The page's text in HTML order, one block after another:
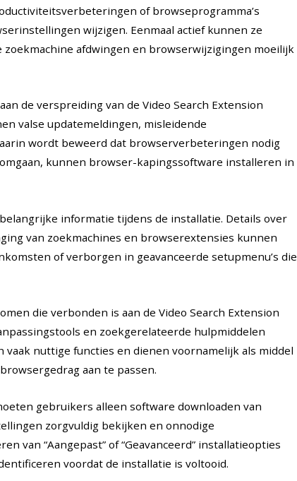
of browseprogramma’s
wijzigen. Eenmaal actief kunnen ze
afdwingen en browserwijzigingen moeilijk
de verspreiding van de Video Search Extension
valse updatemeldingen, misleidende
wordt beweerd dat browserverbeteringen nodig
kunnen browser-kapingssoftware installeren in
informatie tijdens de installatie. Details over
van zoekmachines en browserextensies kunnen
of verborgen in geavanceerde setupmenu’s die
die verbonden is aan de Video Search Extension
en zoekgerelateerde hulpmiddelen
vaak nuttige functies en dienen voornamelijk als middel
aan te passen.
gebruikers alleen software downloaden van
zorgvuldig bekijken en onnodige
van “Aangepast” of “Geavanceerd” installatieopties
voordat de installatie is voltooid.